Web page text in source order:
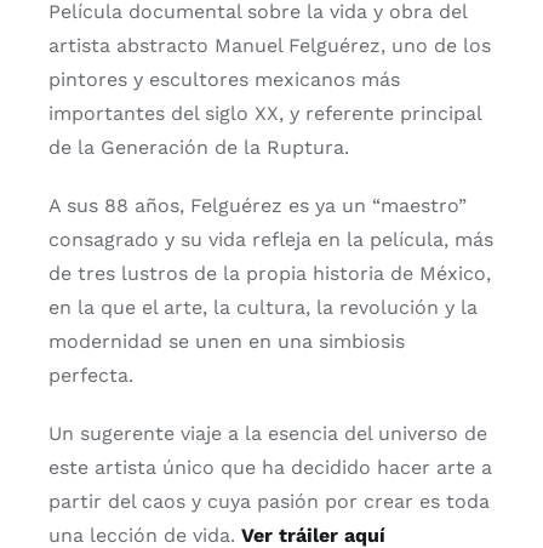
Película documental sobre la vida y obra del
artista abstracto Manuel Felguérez, uno de los
pintores y escultores mexicanos más
importantes del siglo XX, y referente principal
de la Generación de la Ruptura.
A sus 88 años, Felguérez es ya un “maestro”
consagrado y su vida refleja en la película, más
de tres lustros de la propia historia de México,
en la que el arte, la cultura, la revolución y la
modernidad se unen en una simbiosis
perfecta.
Un sugerente viaje a la esencia del universo de
este artista único que ha decidido hacer arte a
partir del caos y cuya pasión por crear es toda
una lección de vida. Ver tráiler aquí